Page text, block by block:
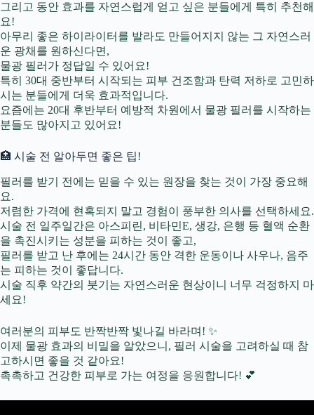
그리고 동안 효과를 자연스럽게 얻고 싶은 분들에게 특히 추천해
요!
아무리 좋은 하이라이터를 발라도 만들어지지 않는 그 자연스러
운 광채를 원하신다면,
물광 필러가 정답일 수 있어요!
특히 30대 중반부터 시작되는 피부 건조함과 탄력 저하로 고민하
시는 분들에게 더욱 효과적입니다.
요즘에는 20대 후반부터 예방적 차원에서 물광 필러를 시작하는
분들도 많아지고 있어요!
🏥 시술 전 알아두면 좋은 팁!
필러를 받기 전에는 믿을 수 있는 원장을 찾는 것이 가장 중요해
요.
저렴한 가격에 현혹되지 말고 경험이 풍부한 의사를 선택하세요.
시술 전 일주일간은 아스피린, 비타민E, 생강, 은행 등 혈액 순환
을 촉진시키는 성분을 피하는 것이 좋고,
필러를 받고 난 후에는 24시간 동안 격한 운동이나 사우나, 음주
는 피하는 것이 좋답니다.
시술 직후 약간의 붓기는 자연스러운 현상이니 너무 걱정하지 마
세요!
여러분의 피부도 반짝반짝 빛나길 바라며! ✨
이제 물광 효과의 비밀을 알았으니, 필러 시술을 고려하실 때 참
고하시면 좋을 것 같아요!
촉촉하고 건강한 피부로 가는 여정을 응원합니다! 💕